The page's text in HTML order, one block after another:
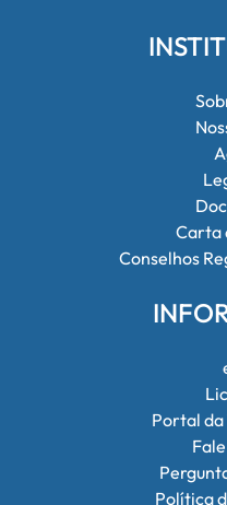
Carta
Conselhos
Portal
Política